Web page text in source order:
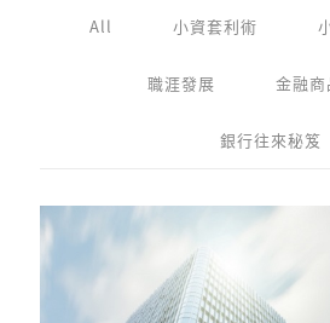
All 小資套利術
職涯發展 金融
銀行往來秘笈